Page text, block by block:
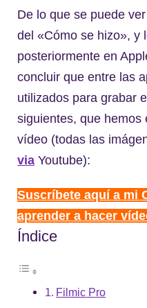
De lo que se puede
del «Cómo se hizo», y
posteriormente en
concluir que entre las
utilizados para grabar
siguientes, que hemos
vídeo (todas las
via Youtube):
Suscríbete aquí a mi
aprender a hacer
Índice
Filmic Pro